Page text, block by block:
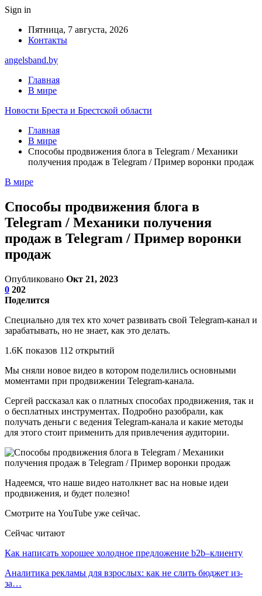
Sign in
Пятница, 7 августа, 2026
Контакты
angelsband.by
Главная
В мире
Новости Бреста и Брестской области
Главная
В мире
Способы продвижения блога в Telegram / Механики
получения продаж в Telegram / Пример воронки продаж
В мире
Способы продвижения блога в
Telegram / Механики получения
продаж в Telegram / Пример воронки
продаж
Опубликовано Окт 21, 2023
0 202
Поделится
Специально для тех кто хочет развивать свой Telegram-канал и
зарабатывать, но не знает, как это делать.
1.6K показов 112 открытий
Мы сняли новое видео в котором поделились основными
моментами при продвижении Telegram-канала.
Сергей рассказал как о платных способах продвижения, так и
о бесплатных инструментах. Подробно разобрали, как
получать деньги с ведения Telegram-канала и какие методы
для этого стоит применить для привлечения аудитории.
Надеемся, что наше видео натолкнет вас на новые идеи
продвижения, и будет полезно!
Смотрите на YouTube уже сейчас.
Сейчас читают
Как написать хорошее холодное предложение b2b–клиенту
Аналитика рекламы для взрослых: как не слить бюджет из-
за…